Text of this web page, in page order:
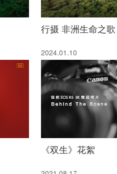
行摄 非洲生命之歌
2024.01.10
《双生》花絮